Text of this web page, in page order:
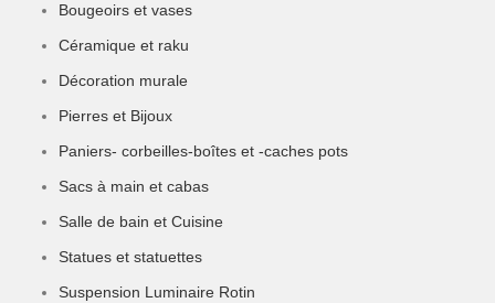
Bougeoirs et vases
Céramique et raku
Décoration murale
Pierres et Bijoux
Paniers- corbeilles-boîtes et -caches pots
Sacs à main et cabas
Salle de bain et Cuisine
Statues et statuettes
Suspension Luminaire Rotin